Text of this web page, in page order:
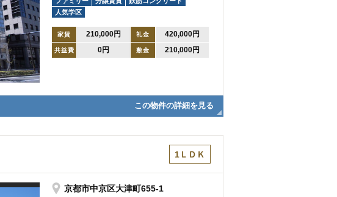
人気学区
家賃 210,000円 礼金 420,000円
共益費 0円 敷金 210,000円
この物件の詳細を見る
1ＬＤＫ
京都市中京区大津町655-1